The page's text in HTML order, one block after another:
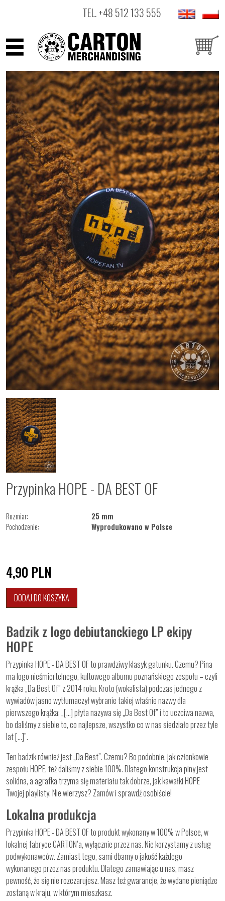
TEL.+48 512 133 555
ARTYŚCI
PRODUKTY
OUTLET
Przypinka HOPE - DA BEST OF
Rozmiar:
25 mm
Pochodzenie:
Wyprodukowano w Polsce
4,90 PLN
DODAJ DO KOSZYKA
Badzik z logo debiutanckiego LP ekipy
HOPE
Przypinka HOPE - DA BEST OF to prawdziwy klasyk gatunku. Czemu? Pina
ma logo nieśmiertelnego, kultowego albumu poznańskiego zespołu – czyli
krążka „Da Best Of” z 2014 roku. Kroto (wokalista) podczas jednego z
wywiadów jasno wytłumaczył wybranie takiej właśnie nazwy dla
pierwszego krążka: „[...] płyta nazywa się „Da Best Of” i to uczciwa nazwa,
bo daliśmy z siebie to, co najlepsze, wszystko co w nas siedziało przez tyle
lat [...]”.
Ten badzik również jest „Da Best”. Czemu? Bo podobnie, jak członkowie
zespołu HOPE, też daliśmy z siebie 100%. Dlatego konstrukcja piny jest
solidna, a agrafka trzyma się materiału tak dobrze, jak kawałki HOPE
Twojej playlisty. Nie wierzysz? Zamów i sprawdź osobiście!
Lokalna produkcja
Przypinka HOPE - DA BEST OF to produkt wykonany w 100% w Polsce, w
lokalnej fabryce CARTON’a, wyłącznie przez nas. Nie korzystamy z usług
podwykonawców. Zamiast tego, sami dbamy o jakość każdego
wykonanego przez nas produktu. Dlatego zamawiając u nas, masz
pewność, że się nie rozczarujesz. Masz też gwarancje, że wydane pieniądze
zostaną w kraju, w którym mieszkasz.